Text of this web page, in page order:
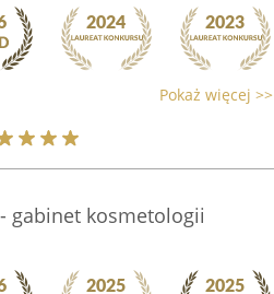
Pokaż więcej >>
- gabinet kosmetologii